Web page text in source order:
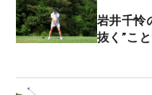
29位タイに入った岩
1354万円）を獲得し
岩井千怜
抜く”こ